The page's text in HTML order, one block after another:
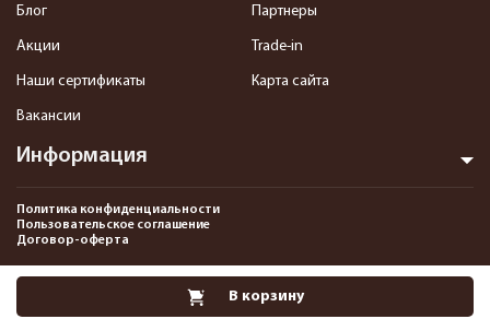
В корзину
Информация
Блог
Акции
Наши сертификаты
Вакансии
Партнеры
Trade-in
Карта сайта
Политика конфиденциальности
Пользовательское соглашение
Договор-оферта
2013-2026 Интернет-магазин пневматики, страйкбола и снаряжения–
Pnevmat24.ru. Все права защищены.©